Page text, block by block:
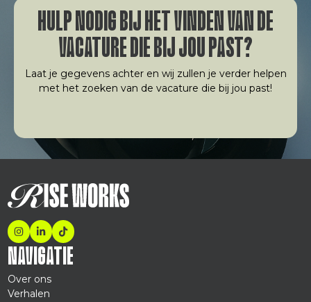
HULP NODIG BIJ HET VINDEN VAN DE
VACATURE DIE BIJ JOU PAST?
Laat je gegevens achter en wij zullen je verder helpen
met het zoeken van de vacature die bij jou past!
NAVIGATIE
Over ons
Verhalen